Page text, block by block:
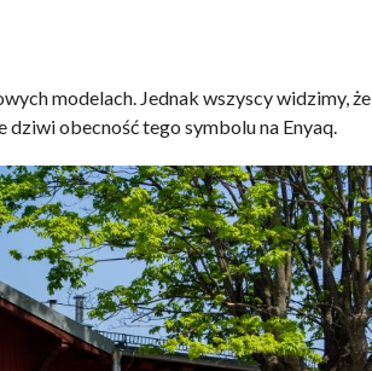
modelach. Jednak wszyscy widzimy, że
obecność tego symbolu na Enyaq.